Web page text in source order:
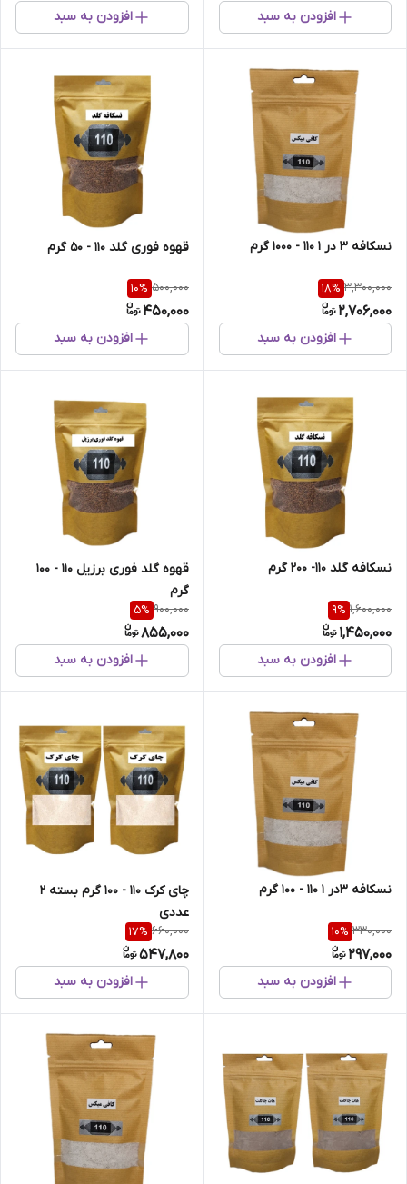
افزودن به سبد افزودن به سبد
نسکافه 3 در 1 110 - 1000 گرم
3,300,000
18%
2,706,000
افزودن به سبد
قهوه فوری گلد 110 - 50 گرم
500,000
10%
450,000
افزودن به سبد
نسکافه گلد 110- 200 گرم
1,600,000
9%
1,450,000
افزودن به سبد
قهوه گلد فوری برزیل 110 - 100
گرم
900,000
5%
855,000
افزودن به سبد
نسکافه 3در 1 110 - 100 گرم
330,000
10%
297,000
افزودن به سبد
چای کرک 110 - 100 گرم بسته 2
عددی
660,000
17%
547,800
افزودن به سبد